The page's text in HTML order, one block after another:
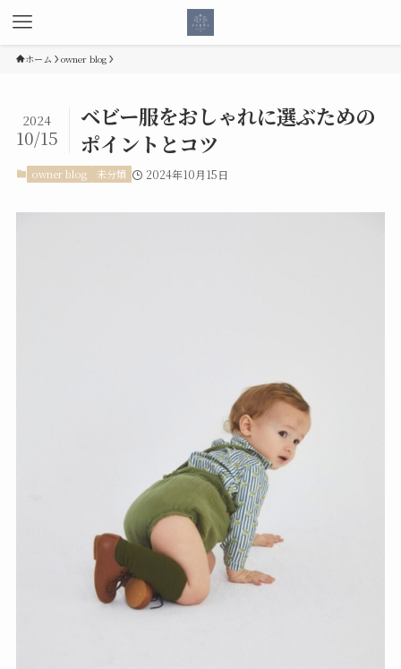
ホーム owner blog
ベビー服をおしゃれに選ぶための
ポイントとコツ
2024
10/15
owner blog 未分類 2024年10月15日